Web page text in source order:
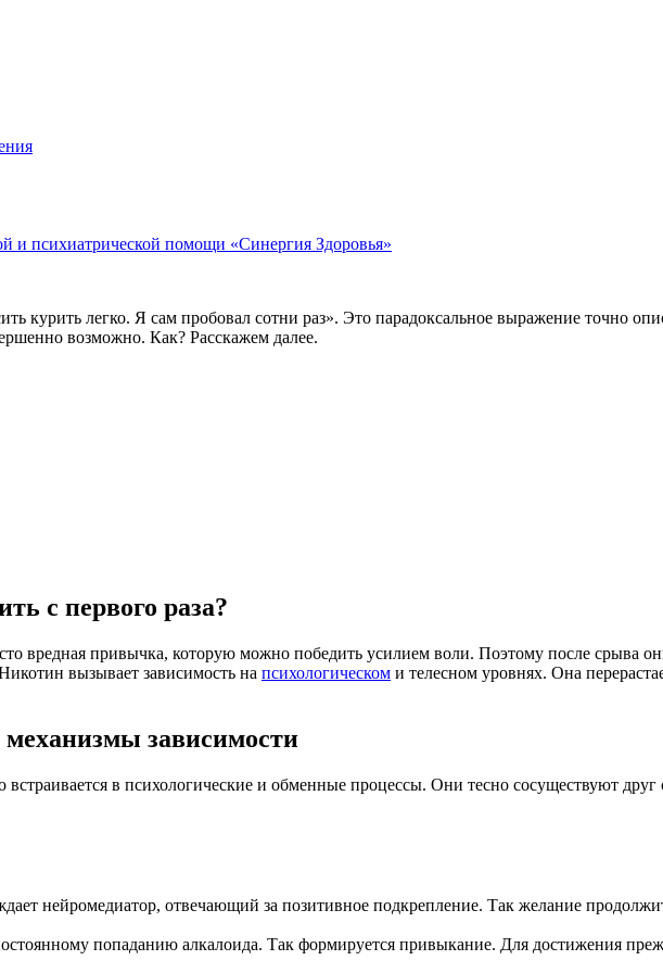
и психиатрической помощи «Синергия Здоровья»
курить легко. Я сам пробовал сотни раз». Это парадоксальное выражение точно
возможно. Как? Расскажем далее.
с первого раза?
вредная привычка, которую можно победить усилием воли. Поэтому после срыва
вызывает зависимость на психологическом и телесном уровнях. Она
зависимости
встраивается в психологические и обменные процессы. Они тесно сосуществуют
нейромедиатор, отвечающий за позитивное подкрепление. Так желание
попаданию алкалоида. Так формируется привыкание. Для достижения